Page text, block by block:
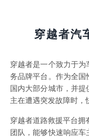
穿越者汽
穿越者是一个致力于
务品牌平台。作为全国
国内大部分城市，并
主在遭遇突发故障时，
穿越者道路救援平台
团队，能够快速响应车